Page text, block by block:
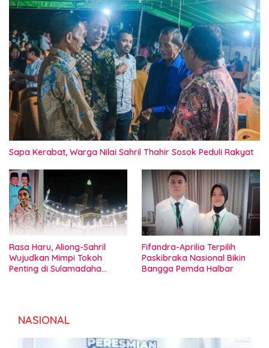
Sapa Kerabat, Warga Nilai Sahril Thahir Sosok Peduli Rakyat
Rasa Haru, Aliong-Sahril
Wujudkan Mimpi Tokoh
Penting di Sulamadaha
Fifandra-Aprilia Terpilih
Paskibraka Nasional Bikin
Bangga Pemda Halbar
NASIONAL